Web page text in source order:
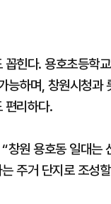
꼽힌다. 용호초등학
능하며, 창원시청과
편리하다.
창원 용호동 일대는
주거 단지로 조성